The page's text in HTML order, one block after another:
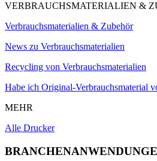
VERBRAUCHSMATERIALIEN &
Verbrauchsmaterialien & Zubehör
News zu Verbrauchsmaterialien
Recycling von Verbrauchsmaterialien
Habe ich Original-Verbrauchsmaterial
MEHR
Alle Drucker